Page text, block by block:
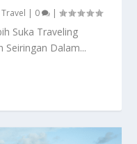
Travel | 0 |
Suka Traveling
Seiringan Dalam...